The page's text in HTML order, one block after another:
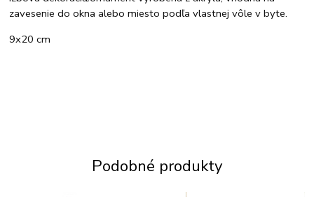
zavesenie do okna alebo miesto podľa vlastnej vôle v byte.
9x20 cm
Podobné produkty